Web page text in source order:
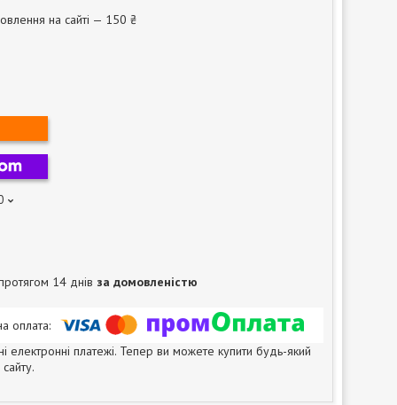
на сайті — 150 ₴
14 днів за домовленістю
електронні платежі. Тепер ви можете купити будь-який